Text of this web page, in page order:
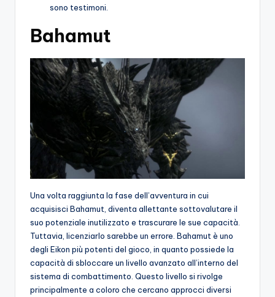
sono testimoni.
Bahamut
Una volta raggiunta la fase dell’avventura in cui
acquisisci Bahamut, diventa allettante sottovalutare il
suo potenziale inutilizzato e trascurare le sue capacità.
Tuttavia, licenziarlo sarebbe un errore. Bahamut è uno
degli Eikon più potenti del gioco, in quanto possiede la
capacità di sbloccare un livello avanzato all’interno del
sistema di combattimento. Questo livello si rivolge
principalmente a coloro che cercano approcci diversi